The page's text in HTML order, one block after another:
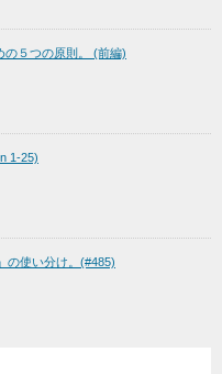
の５つの原則。 (前編)
1-25)
の使い分け。(#485)